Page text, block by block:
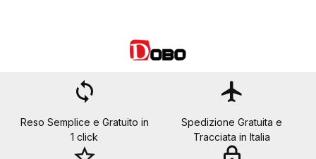
loop
Reso Semplice e Gratuito in
1 click
flight
Spedizione Gratuita e
Tracciata in Italia